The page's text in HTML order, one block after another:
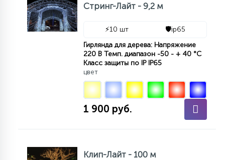
Стринг-Лайт - 9,2 м
⚡10 шт 🛡️ip65
Гирлянда для дерева: Напряжение
220 В Темп. диапазон -50 - + 40 °С
Класс защиты по IP IP65
цвет
1 900 руб.
Клип-Лайт - 100 м